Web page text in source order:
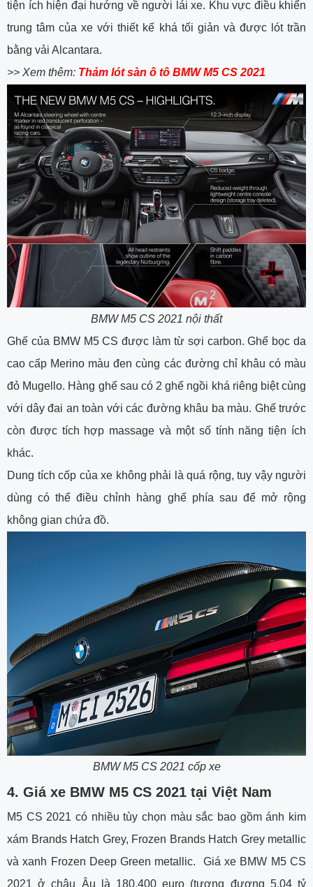
tiện ích hiện đại hướng về người lái xe. Khu vực điều khiển
trung tâm của xe với thiết kế khá tối giản và được lót trần
bằng vải Alcantara.
>> Xem thêm: Thảm lót sàn ô tô BMW M5 CS 2021
BMW M5 CS 2021 nội thất
Ghế của BMW M5 CS được làm từ sợi carbon. Ghế bọc da
cao cấp Merino màu đen cùng các đường chỉ khâu có màu
đỏ Mugello. Hàng ghế sau có 2 ghế ngồi khá riêng biệt cùng
với dây đai an toàn với các đường khâu ba màu. Ghế trước
còn được tích hợp massage và một số tính năng tiện ích
khác.
Dung tích cốp của xe không phải là quá rộng, tuy vậy người
dùng có thể điều chỉnh hàng ghế phía sau để mở rộng
không gian chứa đồ.
BMW M5 CS 2021 cốp xe
4. Giá xe BMW M5 CS 2021 tại Việt Nam
M5 CS 2021 có nhiều tùy chọn màu sắc bao gồm ánh kim
xám Brands Hatch Grey, Frozen Brands Hatch Grey metallic
và xanh Frozen Deep Green metallic. Giá xe BMW M5 CS
2021 ở châu Âu là 180.400 euro (tương đương 5,04 tỷ